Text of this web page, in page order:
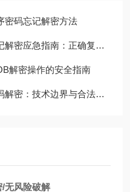
密码忘记解密方法
南：正确复位流程与数据取舍
解密操作的安全指南
术边界与合法路径的深度解析
无风险破解